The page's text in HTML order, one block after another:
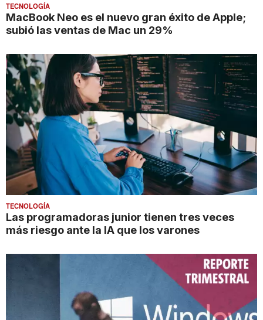
TECNOLOGÍA
MacBook Neo es el nuevo gran éxito de Apple;
subió las ventas de Mac un 29%
TECNOLOGÍA
Las programadoras junior tienen tres veces
más riesgo ante la IA que los varones